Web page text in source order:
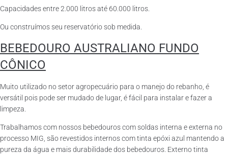
Capacidades entre 2.000 litros até 60.000 litros.
Ou construímos seu reservatório sob medida.
BEBEDOURO AUSTRALIANO FUNDO
CÔNICO
Muito utilizado no setor agropecuário para o manejo do rebanho, é
versátil pois pode ser mudado de lugar, é fácil para instalar e fazer a
limpeza.
Trabalhamos com nossos bebedouros com soldas interna e externa no
processo MIG, são revestidos internos com tinta epóxi azul mantendo a
pureza da água e mais durabilidade dos bebedouros. Externo tinta